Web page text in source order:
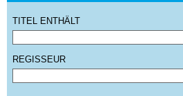
TITEL ENTHÄLT
REGISSEUR